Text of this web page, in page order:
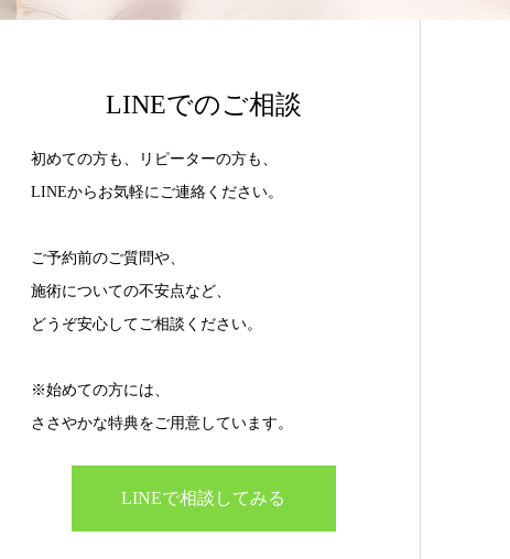
LINEでのご相談
初めての方も、リピーターの方も、
LINEからお気軽にご連絡ください。
ご予約前のご質問や、
施術についての不安点など、
どうぞ安心してご相談ください。
※始めての方には、
ささやかな特典をご用意しています。
LINEで相談してみる